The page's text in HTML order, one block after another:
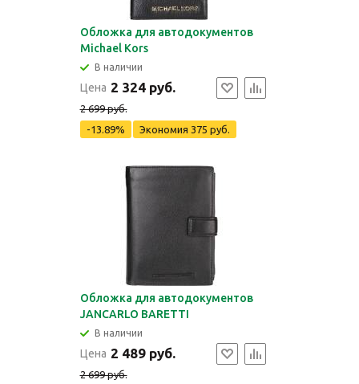
Обложка для автодокументов
Michael Kors
В наличии
Цена 2 324 руб.
2 699 руб.
-13.89%
Экономия 375 руб.
Обложка для автодокументов
JANCARLO BARETTI
В наличии
Цена 2 489 руб.
2 699 руб.